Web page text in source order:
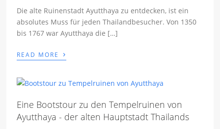
Die alte Ruinenstadt Ayutthaya zu entdecken, ist ein
absolutes Muss für jeden Thailandbesucher. Von 1350
bis 1767 war Ayutthaya die […]
READ MORE ›
Eine Bootstour zu den Tempelruinen von
Ayutthaya - der alten Hauptstadt Thailands